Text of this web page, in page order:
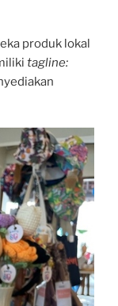
produk lokal
tagline: